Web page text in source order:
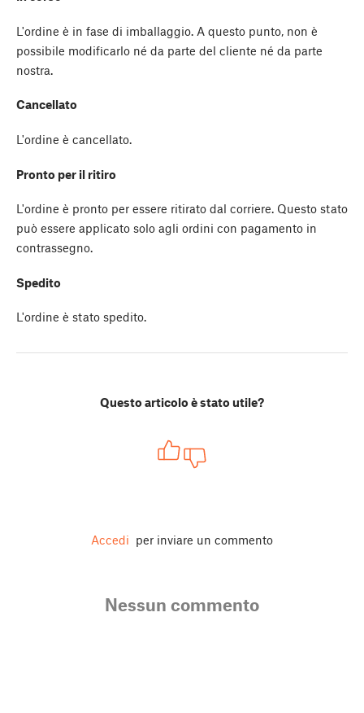
L'ordine è in fase di imballaggio. A questo punto, non è
possibile modificarlo né da parte del cliente né da parte
nostra.
Cancellato
L'ordine è cancellato.
Pronto per il ritiro
L'ordine è pronto per essere ritirato dal corriere. Questo stato
può essere applicato solo agli ordini con pagamento in
contrassegno.
Spedito
L'ordine è stato spedito.
Questo articolo è stato utile?
Accedi per inviare un commento
Nessun commento